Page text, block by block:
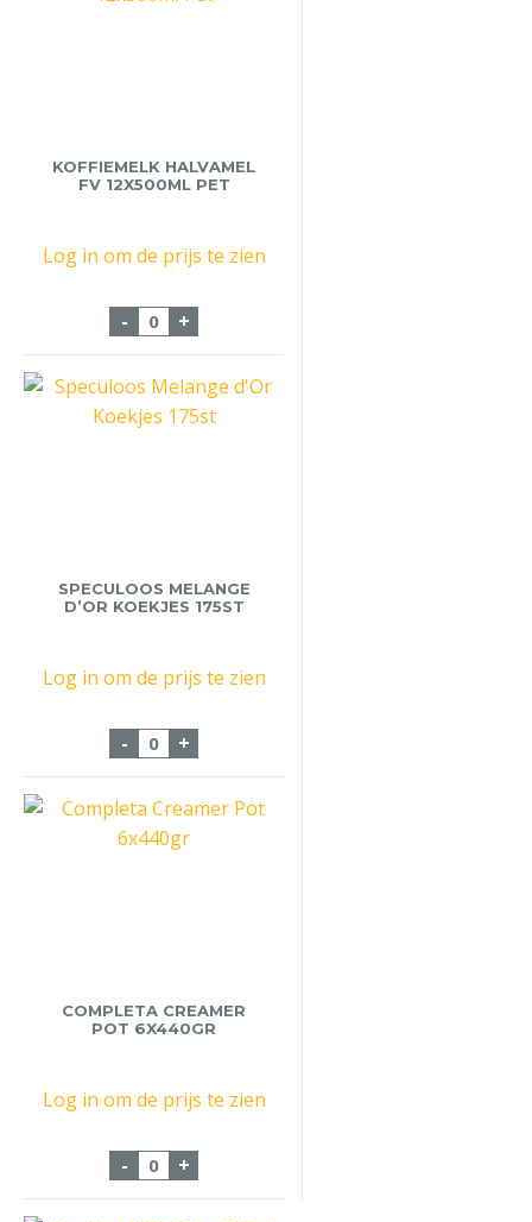
KOFFIEMELK HALVAMEL
FV 12X500ML PET
Log in om de prijs te zien
- Koffiemelk Halvamel FV 12x500ml Pet
+
SPECULOOS MELANGE
D’OR KOEKJES 175ST
Log in om de prijs te zien
- Speculoos Melange d'Or Koekjes 175st
+
COMPLETA CREAMER
POT 6X440GR
Log in om de prijs te zien
- Completa Creamer Pot 6x440gr aantal
+